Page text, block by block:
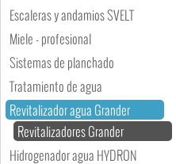
Escaleras y andamios SVELT
Miele - profesional
Sistemas de planchado
Tratamiento de agua
Revitalizador agua Grander
Revitalizadores Grander
Hidrogenador agua HYDRON